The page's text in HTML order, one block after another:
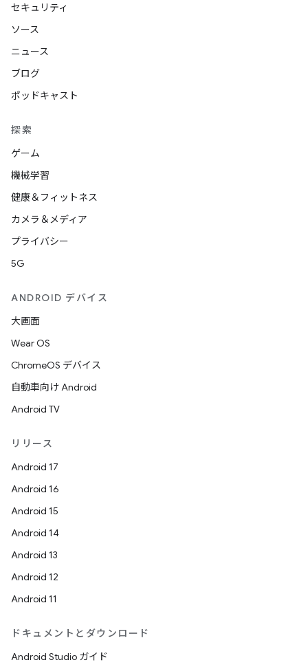
セキュリティ
ソース
ニュース
ブログ
ポッドキャスト
探索
ゲーム
機械学習
健康＆フィットネス
カメラ＆メディア
プライバシー
5G
ANDROID デバイス
大画面
Wear OS
ChromeOS デバイス
自動車向け Android
Android TV
リリース
Android 17
Android 16
Android 15
Android 14
Android 13
Android 12
Android 11
ドキュメントとダウンロード
Android Studio ガイド